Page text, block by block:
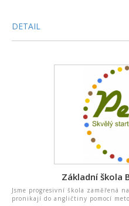
DETAIL
Základní škola
Jsme progresivní škola zaměřená
pronikají do angličtiny pomocí